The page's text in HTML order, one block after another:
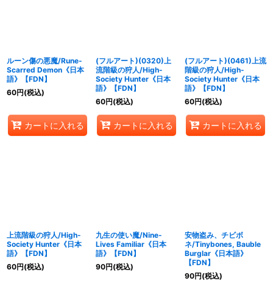
ルーン傷の悪魔/Rune-
Scarred Demon《日本
語》【FDN】
60円(税込)
カートに入れる
(フルアート)(0320)上
流階級の狩人/High-
Society Hunter《日本
語》【FDN】
60円(税込)
カートに入れる
(フルアート)(0461)上流
階級の狩人/High-
Society Hunter《日本
語》【FDN】
60円(税込)
カートに入れる
上流階級の狩人/High-
Society Hunter《日本
語》【FDN】
60円(税込)
九生の使い魔/Nine-
Lives Familiar《日本
語》【FDN】
90円(税込)
安物盗み、チビボ
ネ/Tinybones, Bauble
Burglar《日本語》
【FDN】
90円(税込)